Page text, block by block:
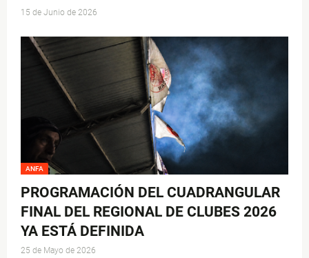
15 de Junio de 2026
ANFA
PROGRAMACIÓN DEL CUADRANGULAR
FINAL DEL REGIONAL DE CLUBES 2026
YA ESTÁ DEFINIDA
25 de Mayo de 2026